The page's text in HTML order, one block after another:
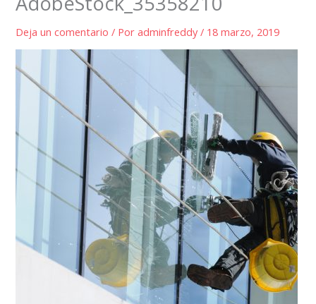
Deja un comentario / Poradminfreddy/ 18 marzo, 2019